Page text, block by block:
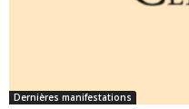
Dernières manifestations